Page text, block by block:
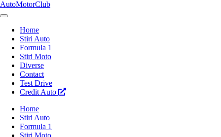
Skip
to
AutoMotorClub
Totul
masini
pasionatii
masini
Home
Stiri Auto
Formula 1
Stiri Moto
Diverse
Contact
Test Drive
Credit Auto
Home
Stiri Auto
Formula 1
Stiri Moto